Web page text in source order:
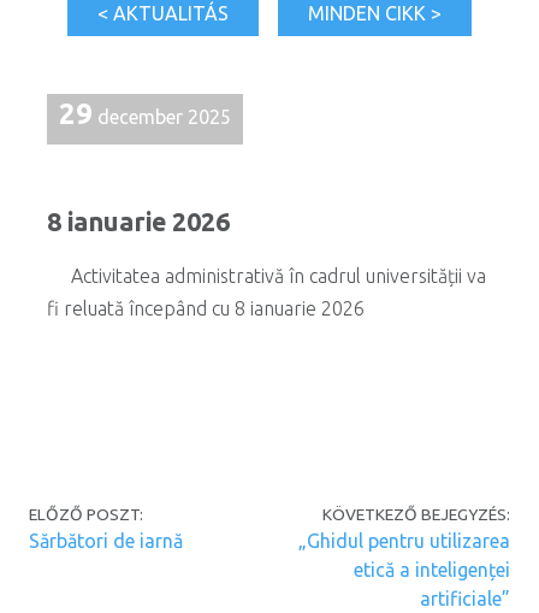
< AKTUALITÁS MINDEN CIKK >
29 december 2025
8 ianuarie 2026
Activitatea administrativă în cadrul universității va
fi reluată începând cu 8 ianuarie 2026
Post navigation
ELŐZŐ POSZT:
Sărbători de iarnă
KÖVETKEZŐ BEJEGYZÉS:
„Ghidul pentru utilizarea
etică a inteligenței
artificiale”